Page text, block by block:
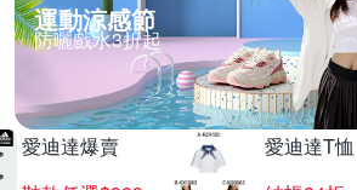
運動涼感節
防曬戲水3折起
愛迪達爆賣
愛迪達T恤